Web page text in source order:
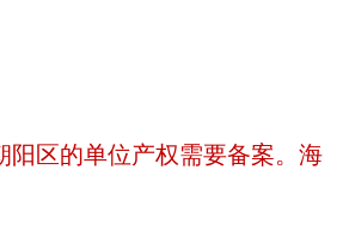
区的单位产权需要备案。海